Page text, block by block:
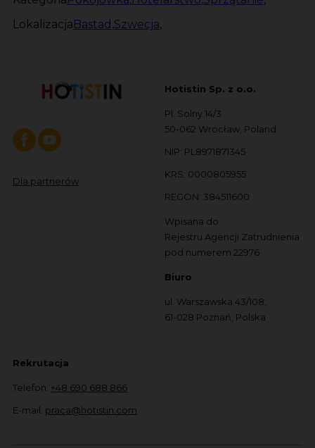
Lokalizacja Bastad ,Szwecja,
Dla partnerów
Hotistin Sp. z o.o.
Pl. Solny 14/3
50-062 Wrocław, Poland
NIP: PL8971871345
KRS: 0000805955
REGON: 384511600
Wpisana do
Rejestru Agencji Zatrudnienia
pod numerem 22976
Biuro
ul. Warszawska 43/108,
61-028 Poznań, Polska
Rekrutacja
Telefon: +48 690 688 866
E-mail: praca@hotistin.com